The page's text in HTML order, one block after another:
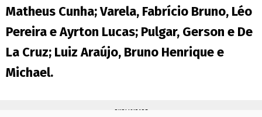
Matheus Cunha; Varela, Fabrício Bruno, Léo
Pereira e Ayrton Lucas; Pulgar, Gerson e De
La Cruz; Luiz Araújo, Bruno Henrique e
Michael.
PUBLICIDADE